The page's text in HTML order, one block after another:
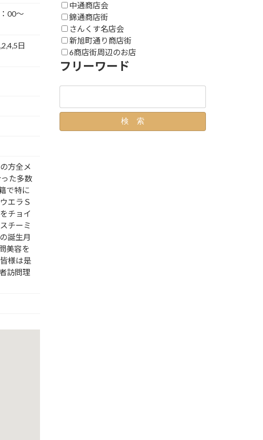
00～
日
方全メ
た多数
で特に
エラＳ
チョイ
チーミ
誕生月
美容を
様は是
訪問理
中通商店会
錦通商店街
さんくす名店会
新旭町通り商店街
6商店街周辺のお店
フリーワード